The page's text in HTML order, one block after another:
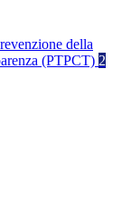
della
(PTPCT) 2